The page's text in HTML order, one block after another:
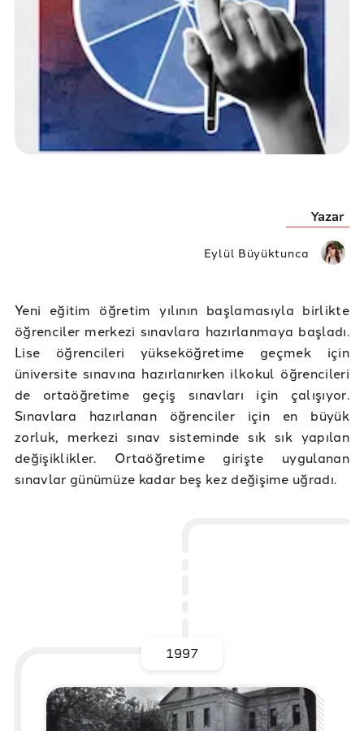
Yazar
Eylül Büyüktunca
Yeni eğitim öğretim yılının başlamasıyla birlikte
öğrenciler merkezi sınavlara hazırlanmaya başladı.
Lise öğrencileri yükseköğretime geçmek için
üniversite sınavına hazırlanırken ilkokul öğrencileri
de ortaöğretime geçiş sınavları için çalışıyor.
Sınavlara hazırlanan öğrenciler için en büyük
zorluk, merkezi sınav sisteminde sık sık yapılan
değişiklikler. Ortaöğretime girişte uygulanan
sınavlar günümüze kadar beş kez değişime uğradı.
1997